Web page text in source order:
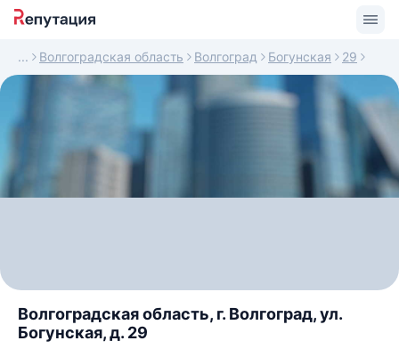
Волгоградская область Волгоград Богунская 29
Волгоградская область, г. Волгоград, ул.
Богунская, д. 29